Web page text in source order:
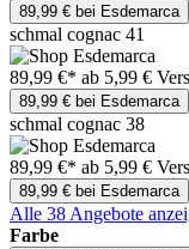
89,99 € bei Esdemarca
schmal cognac 41
89,99 €* ab 5,99 €
89,99 € bei Esdemarca
schmal cognac 38
89,99 €* ab 5,99 €
89,99 € bei Esdemarca
Alle 38 Angebote
Farbe